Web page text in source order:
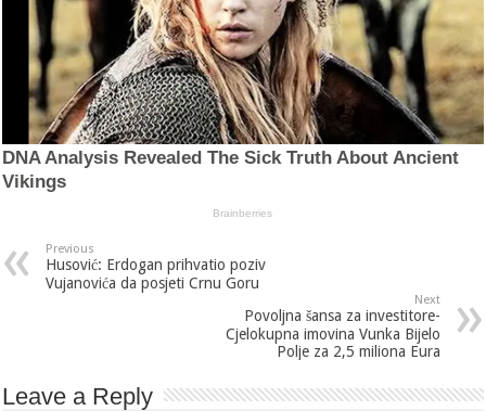
Previous
Husović: Erdogan prihvatio poziv
Vujanovića da posjeti Crnu Goru
Next
Povoljna šansa za investitore-
Cjelokupna imovina Vunka Bijelo
Polje za 2,5 miliona Eura
Leave a Reply